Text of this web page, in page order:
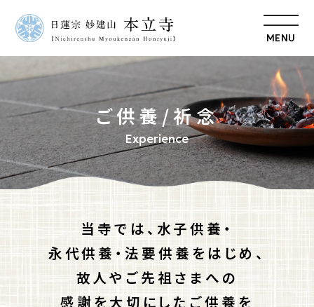
MENU
ご供養/祈念
当寺では、水子供養・
永代供養・法要供養をはじめ、
故人やご先祖さまへの
感謝を大切にしたご供養を